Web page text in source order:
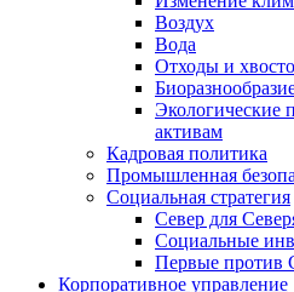
Воздух
Вода
Отходы и
Экологические
активам
Кадровая политика
Промышленная
Социальная стратегия
Север для
Социальные
Первые против
Корпоративное управление